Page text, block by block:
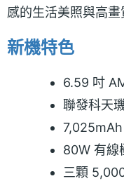
感的生活美照與高畫
新機特色
6.59 吋
聯發科天
80W 有線
三顆